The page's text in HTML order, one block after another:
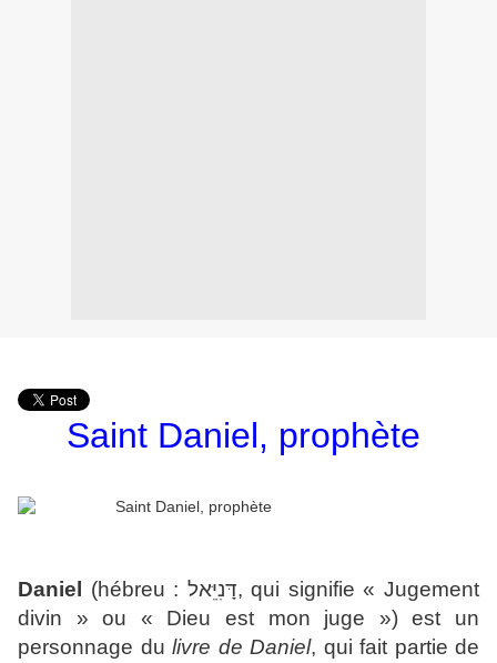
Saint Daniel, prophète
Daniel (hébreu : דָּנִיֵּאל, qui signifie « Jugement
divin » ou « Dieu est mon juge ») est un
personnage du livre de Daniel, qui fait partie de